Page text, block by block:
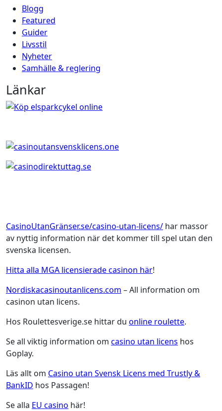
Blogg
Featured
Guider
Livsstil
Nyheter
Samhälle & reglering
Länkar
CasinoUtanGränser.se/casino-utan-licens/ har massor
av nyttig information när det kommer till spel utan den
svenska licensen.
Hitta alla MGA licensierade casinon här!
Nordiskacasinoutanlicens.com – All information om
casinon utan licens.
Hos Roulettesverige.se hittar du online roulette.
Se all viktig information om casino utan licens hos
Goplay.
Läs allt om Casino utan Svensk Licens med Trustly &
BankID hos Passagen!
Se alla EU casino här!